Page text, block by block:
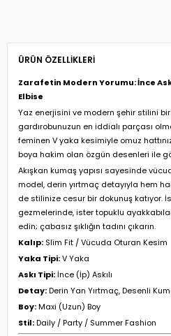
ÜRÜN ÖZELLIKLERI
Zarafetin Modern Yorumu: İnce
Elbise
Yaz enerjisini ve modern şehir stilini
gardırobunuzun en iddialı parçası
feminen V yaka kesimiyle omuz
boya hakim olan özgün desenleri ile
Akışkan kumaş yapısı sayesinde
model, derin yırtmaç detayıyla hem
de stilinize cesur bir dokunuş katıyor.
gezmelerinde, ister topuklu
edin; çabasız şıklığın tadını çıkarın.
Kalıp: Slim Fit / Vücuda Oturan Kesim
Yaka Tipi:V Yaka
Askı Tipi:İnce (İp) Askılı
Detay:Derin Yan Yırtmaç, Desenli
Boy:Maxi (Uzun) Boy
Stil:Daily / Party / Summer Fashion